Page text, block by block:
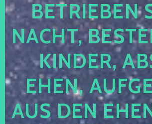
TRIEBEN
CHT,
NDER,
EN,
S DEN EHEN